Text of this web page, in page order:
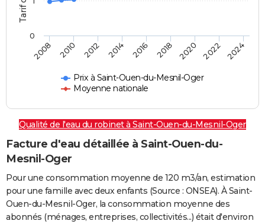
Prix à Saint-Ouen-du-Mesnil-Oger
Moyenne nationale
2008 2010 2012 2014 2016 2018 2020 2022 2024
0
Qualité de l'eau du robinet à Saint-Ouen-du-Mesnil-Oger
Facture d'eau détaillée à Saint-Ouen-du-
Mesnil-Oger
Pour une consommation moyenne de 120 m3/an, estimation
pour une famille avec deux enfants (Source : ONSEA). À Saint-
Ouen-du-Mesnil-Oger, la consommation moyenne des
abonnés (ménages, entreprises, collectivités...) était d'environ